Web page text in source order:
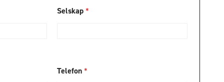
Selskap *
Telefon *